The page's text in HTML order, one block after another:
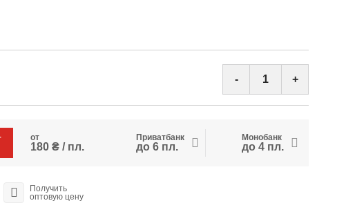
- +
от
180 ₴ / пл.
Приватбанк
до 6 пл.
Монобанк
до 4 пл.
Получить
оптовую цену